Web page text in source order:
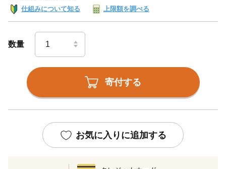
仕組みについて知る 上限額を調べる
数量
寄付する
お気に入りに追加する